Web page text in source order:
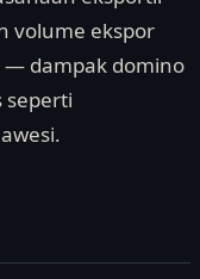
volume ekspor
dampak domino
seperti